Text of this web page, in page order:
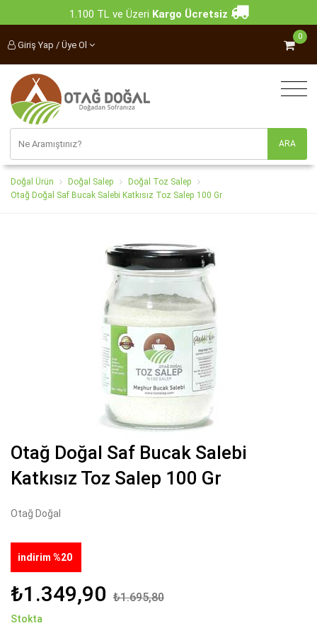
1.100 TL ve Üzeri Kargo Ücretsiz
Giriş Yap / Üye Ol
0
Doğal Ürün Doğal Salep
Doğal Toz Salep
Otağ Doğal Saf Bucak Salebi Katkısız Toz Salep 100 Gr
Otağ Doğal Saf Bucak Salebi
Katkısız Toz Salep 100 Gr
Otağ Doğal
indirim %20
₺1.349,90 ₺1.695,80
Stokta